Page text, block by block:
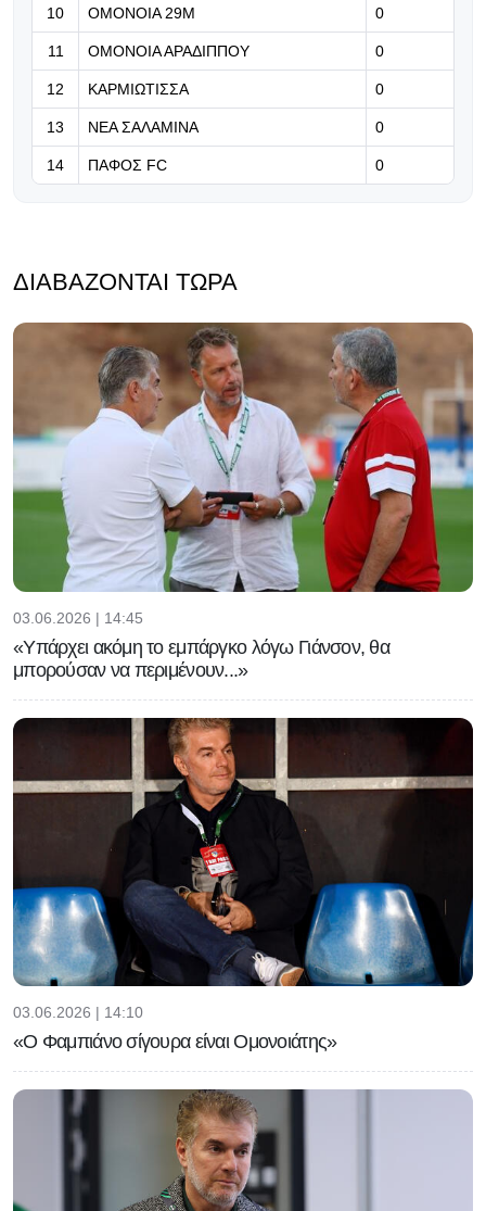
07.08.2026 | 21:24
Βραβείο ΑΝΘΡΩΠΙΑΣ για τον Τάσο
Χατζηγιοβάννη
10 ΟΜΟΝΟΙΑ 29Μ 0
11 ΟΜΟΝΟΙΑ ΑΡΑΔΙΠΠΟΥ 0
12 ΚΑΡΜΙΩΤΙΣΣΑ 0
13 ΝΕΑ ΣΑΛΑΜΙΝΑ 0
14 ΠΑΦΟΣ FC 0
ΔΙΑΒΆΖΟΝΤΑΙ ΤΏΡΑ
03.06.2026 | 14:45
«Υπάρχει ακόμη το εμπάργκο λόγω Γιάνσον, θα
μπορούσαν να περιμένουν...»
03.06.2026 | 14:10
«Ο Φαμπιάνο σίγουρα είναι Ομονοιάτης»